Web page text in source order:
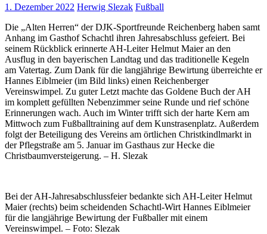
1. Dezember 2022 Herwig Slezak Fußball
Die „Alten Herren“ der DJK-Sportfreunde Reichenberg haben samt
Anhang im Gasthof Schachtl ihren Jahresabschluss gefeiert. Bei
seinem Rückblick erinnerte AH-Leiter Helmut Maier an den
Ausflug in den bayerischen Landtag und das traditionelle Kegeln
am Vatertag. Zum Dank für die langjährige Bewirtung überreichte er
Hannes Eiblmeier (im Bild links) einen Reichenberger
Vereinswimpel. Zu guter Letzt machte das Goldene Buch der AH
im komplett gefüllten Nebenzimmer seine Runde und rief schöne
Erinnerungen wach. Auch im Winter trifft sich der harte Kern am
Mittwoch zum Fußballtraining auf dem Kunstrasenplatz. Außerdem
folgt der Beteiligung des Vereins am örtlichen Christkindlmarkt in
der Pflegstraße am 5. Januar im Gasthaus zur Hecke die
Christbaumversteigerung. – H. Slezak
Bei der AH-Jahresabschlussfeier bedankte sich AH-Leiter Helmut
Maier (rechts) beim scheidenden Schachtl-Wirt Hannes Eiblmeier
für die langjährige Bewirtung der Fußballer mit einem
Vereinswimpel. – Foto: Slezak